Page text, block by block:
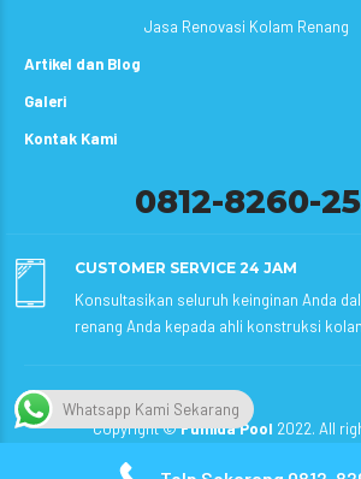
Jasa Renovasi Kolam Renang
Artikel dan Blog
Galeri
Kontak Kami
0812-8260-
CUSTOMER SERVICE 24 JAM
Konsultasikan seluruh keinginan Anda
renang Anda kepada ahli konstruksi
Copyright ©Fumida Pool 2022. All
Whatsapp Kami Sekarang